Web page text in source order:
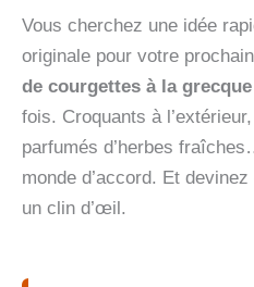
Vous cherchez une idée
originale pour votre
de courgettes à la grecque
fois. Croquants à
parfumés d’herbes
monde d’accord. Et
un clin d’œil.